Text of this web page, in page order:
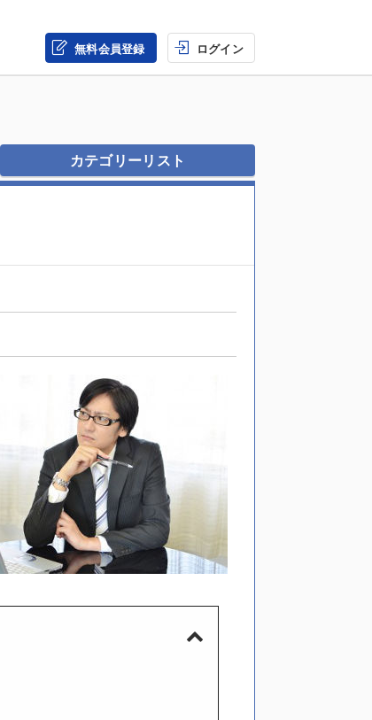
無料会員登録 ログイン
カテゴリーリスト